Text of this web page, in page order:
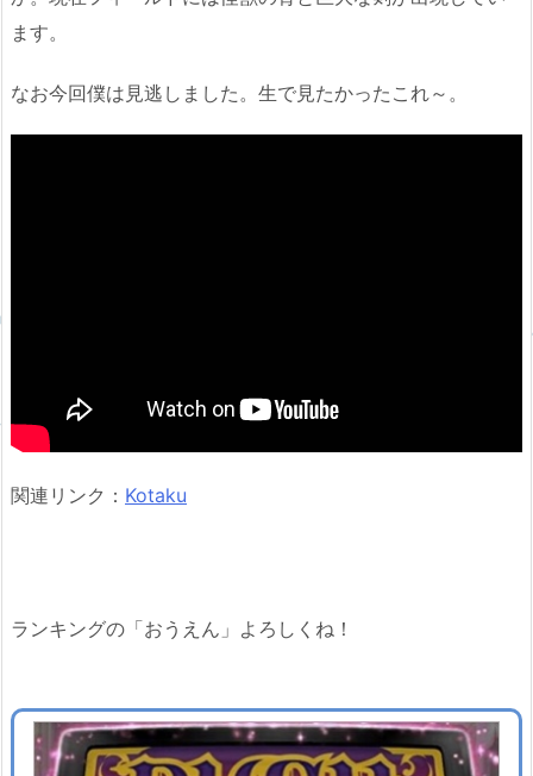
ます。
なお今回僕は見逃しました。生で見たかったこれ～。
関連リンク： Kotaku
ランキングの「おうえん」よろしくね！